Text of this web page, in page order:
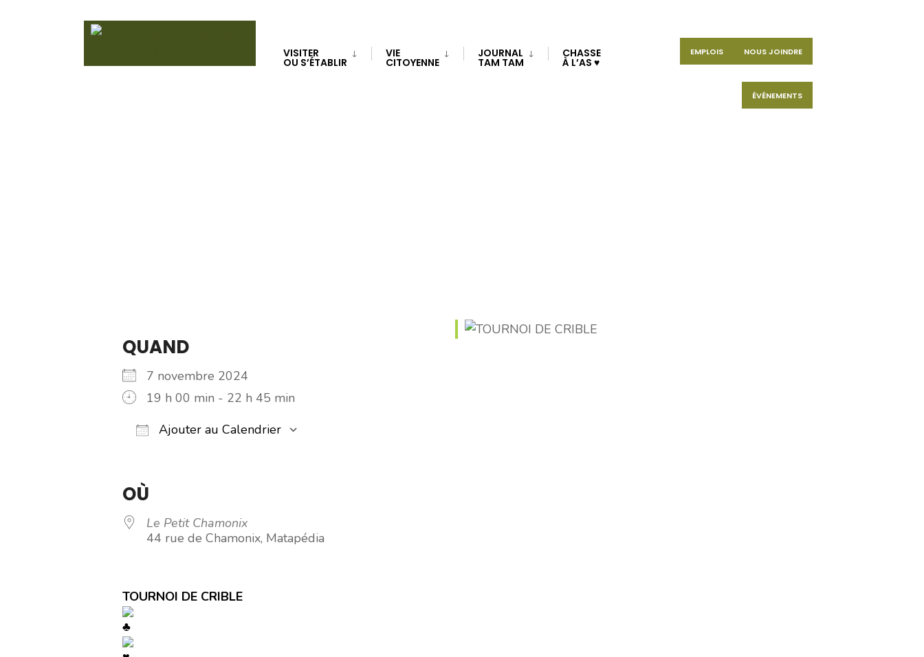
VISITER
OU S’ÉTABLIR
VIE
CITOYENNE
JOURNAL
TAM TAM
CHASSE
À L’AS ♥
NOUS JOINDRE
EMPLOIS
ÉVÉNEMENTS
QUAND
7 novembre 2024
19 h 00 min - 22 h 45 min
Ajouter au Calendrier
OÙ
Le Petit Chamonix
44 rue de Chamonix, Matapédia
TOURNOI DE CRIBLE